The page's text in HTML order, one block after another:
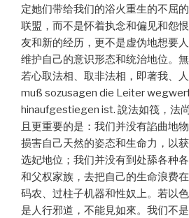
定她们带给我们的浴火重生的不屈
联盟，而不是怀着执念和偏见和怨
友和新的经历，更不是虚伪地想要
维护自己的意识形态和统治地位。
若心取法相、取非法相，即著我、
muß sozusagen die Leiter
hinaufgestiegen ist. 說法如筏，法
且更重要的是：我们并没有諂曲地
损害自己天然的姿态和生命力，以
选妃地位；我们并没有到处舔各种
和父权家族，去把自己的生命浪费
码农、过柱子机器和性奴上。若以
是人行邪道，不能見如來。我们不